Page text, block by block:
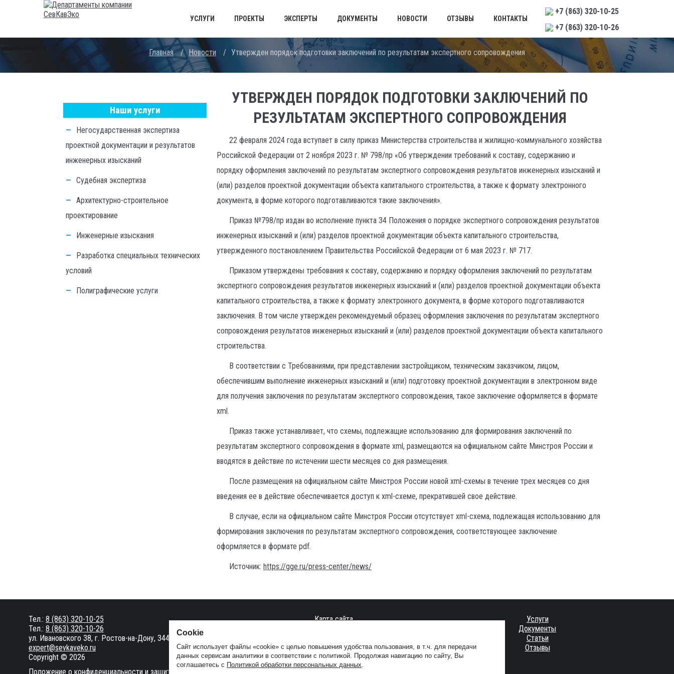
+7 (863) 320-10-25
+7 (863) 320-10-26
УСЛУГИ ПРОЕКТЫ ЭКСПЕРТЫ ДОКУМЕНТЫ НОВОСТИ ОТЗЫВЫ КОНТАКТЫ
Главная / Новости / Утвержден порядок подготовки заключений по результатам экспертного сопровождения
УТВЕРЖДЕН ПОРЯДОК ПОДГОТОВКИ ЗАКЛЮЧЕНИЙ ПО
РЕЗУЛЬТАТАМ ЭКСПЕРТНОГО СОПРОВОЖДЕНИЯ
22 февраля 2024 года вступает в силу приказ Министерства строительства и жилищно-коммунального хозяйства
Российской Федерации от 2 ноября 2023 г. № 798/пр «Об утверждении требований к составу, содержанию и
порядку оформления заключений по результатам экспертного сопровождения результатов инженерных изысканий и
(или) разделов проектной документации объекта капитального строительства, а также к формату электронного
документа, в форме которого подготавливаются такие заключения».
Приказ №798/пр издан во исполнение пункта 34 Положения о порядке экспертного сопровождения результатов
инженерных изысканий и (или) разделов проектной документации объекта капитального строительства,
утвержденного постановлением Правительства Российской Федерации от 6 мая 2023 г. № 717.
Приказом утверждены требования к составу, содержанию и порядку оформления заключений по результатам
экспертного сопровождения результатов инженерных изысканий и (или) разделов проектной документации объекта
капитального строительства, а также к формату электронного документа, в форме которого подготавливаются
заключения. В том числе утвержден рекомендуемый образец оформления заключения по результатам экспертного
сопровождения результатов инженерных изысканий и (или) разделов проектной документации объекта капитального
строительства.
В соответствии с Требованиями, при представлении застройщиком, техническим заказчиком, лицом,
обеспечившим выполнение инженерных изысканий и (или) подготовку проектной документации в электронном виде
для получения заключения по результатам экспертного сопровождения, такое заключение оформляется в формате
xml.
Приказ также устанавливает, что схемы, подлежащие использованию для формирования заключений по
результатам экспертного сопровождения в формате xml, размещаются на официальном сайте Минстроя России и
вводятся в действие по истечении шести месяцев со дня размещения.
После размещения на официальном сайте Минстроя России новой xml-схемы в течение трех месяцев со дня
введения ее в действие обеспечивается доступ к xml-схеме, прекратившей свое действие.
В случае, если на официальном сайте Минстроя России отсутствует xml-схема, подлежащая использованию для
формирования заключения по результатам экспертного сопровождения, соответствующее заключение
оформляется в формате pdf.
Источник: https://gge.ru/press-center/news/
Наши услуги
Негосударственная экспертиза
проектной документации и результатов
инженерных изысканий
Судебная экспертиза
Архитектурно-строительное
проектирование
Инженерные изыскания
Разработка специальных технических
условий
Полиграфические услуги
Тел.: 8 (863) 320-10-25
Тел.: 8 (863) 320-10-26
ул. Ивановского 38, г. Ростов-на-Дону, 344012
expert@sevkaveko.ru
Copyright © 2026
Положение о конфиденциальности и защите персональных
Карта сайта
Сайт разработан в студииMakeArt
Услуги
Документы
Статьи
Отзывы
Сookie
Сайт использует файлы «cookie» с целью повышения удобства пользования, в т.ч. для передачи
данных сервисам аналитики в соответствии с политикой. Продолжая навигацию по сайту, Вы
соглашаетесь с Политикой обработки персональных данных.